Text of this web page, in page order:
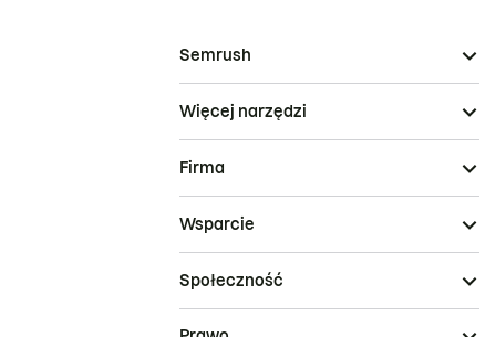
Semrush
Więcej narzędzi
Firma
Wsparcie
Społeczność